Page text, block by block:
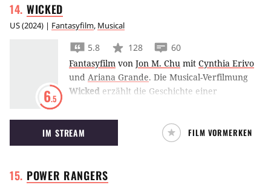
WICKED
US(2024) | Fantasyfilm, Musical
6.5
5.8 128
60
Fantasyfilm von Jon M. Chu mit Cynthia Erivo
und Ariana Grande. Die Musical-Verfilmung
Wicked erzählt die Geschichte einer
Land von Oz, deren Weg zur Bösewichtin
vorgezeichnet zu sein scheint.
IM STREAM FILM VORMERKEN
POWER RANGERS